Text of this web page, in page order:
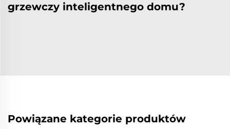
grzewczy inteligentnego domu?
Powiązane kategorie produktów